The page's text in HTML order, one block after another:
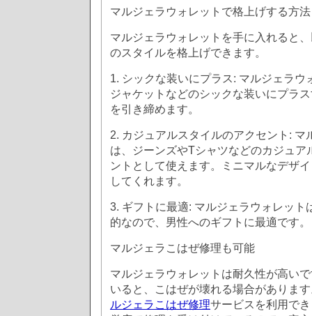
マルジェラウォレットで格上げする方法
マルジェラウォレットを手に入れると
のスタイルを格上げできます。
1. シックな装いにプラス: マルジェラウ
ジャケットなどのシックな装いにプラ
を引き締めます。
2. カジュアルスタイルのアクセント: マ
は、ジーンズやTシャツなどのカジュア
ントとして使えます。ミニマルなデザ
してくれます。
3. ギフトに最適: マルジェラウォレット
的なので、男性へのギフトに最適です。
マルジェラこはぜ修理も可能
マルジェラウォレットは耐久性が高い
いると、こはぜが壊れる場合がありま
ルジェラこはぜ修理サービスを利用で